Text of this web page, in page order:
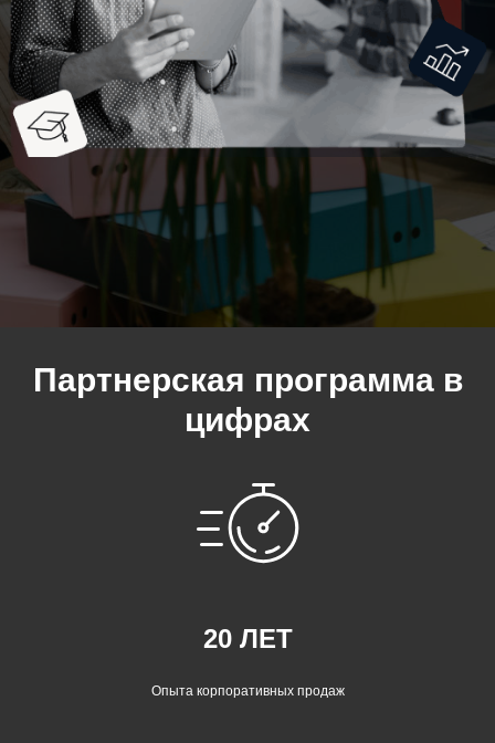
Партнерская программа в
цифрах
20 ЛЕТ
Опыта корпоративных продаж